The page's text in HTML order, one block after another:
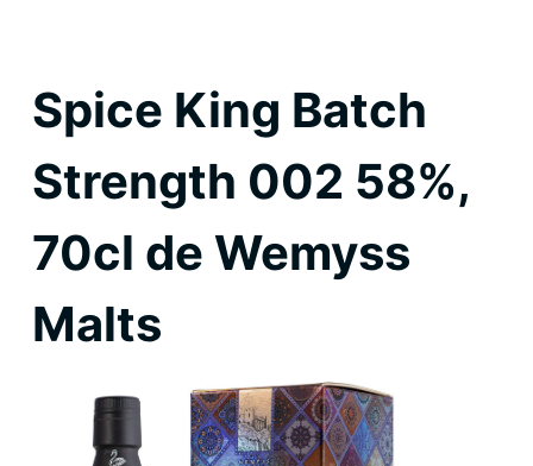
Spice King Batch
Strength 002 58%,
70cl de Wemyss
Malts